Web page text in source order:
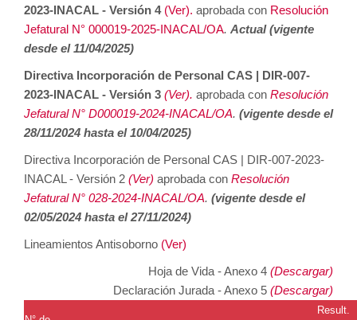
2023-INACAL - Versión 4 (Ver). aprobada con Resolución
Jefatural N° 000019-2025-INACAL/OA. Actual (vigente
desde el 11/04/2025)
Directiva Incorporación de Personal CAS | DIR-007-
2023-INACAL - Versión 3 (Ver). aprobada con Resolución
Jefatural N° D000019-2024-INACAL/OA. (vigente desde el
28/11/2024 hasta el 10/04/2025)
Directiva Incorporación de Personal CAS | DIR-007-2023-
INACAL - Versión 2 (Ver) aprobada con Resolución
Jefatural N° 028-2024-INACAL/OA. (vigente desde el
02/05/2024 hasta el 27/11/2024)
Lineamientos Antisoborno (Ver)
Hoja de Vida - Anexo 4 (Descargar)
Declaración Jurada - Anexo 5 (Descargar)
Result.